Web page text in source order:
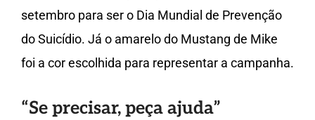
setembro para ser o Dia Mundial de Prevenção
do Suicídio. Já o amarelo do Mustang de Mike
foi a cor escolhida para representar a campanha.
“Se precisar, peça ajuda”